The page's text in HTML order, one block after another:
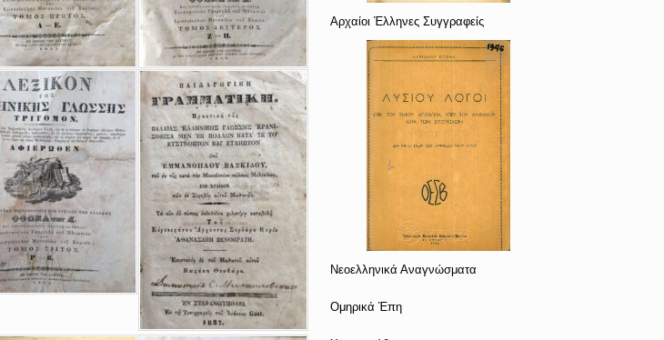
Αρχαίοι Έλληνες Συγγραφείς
Νεοελληνικά Αναγνώσματα
Ομηρικά Έπη